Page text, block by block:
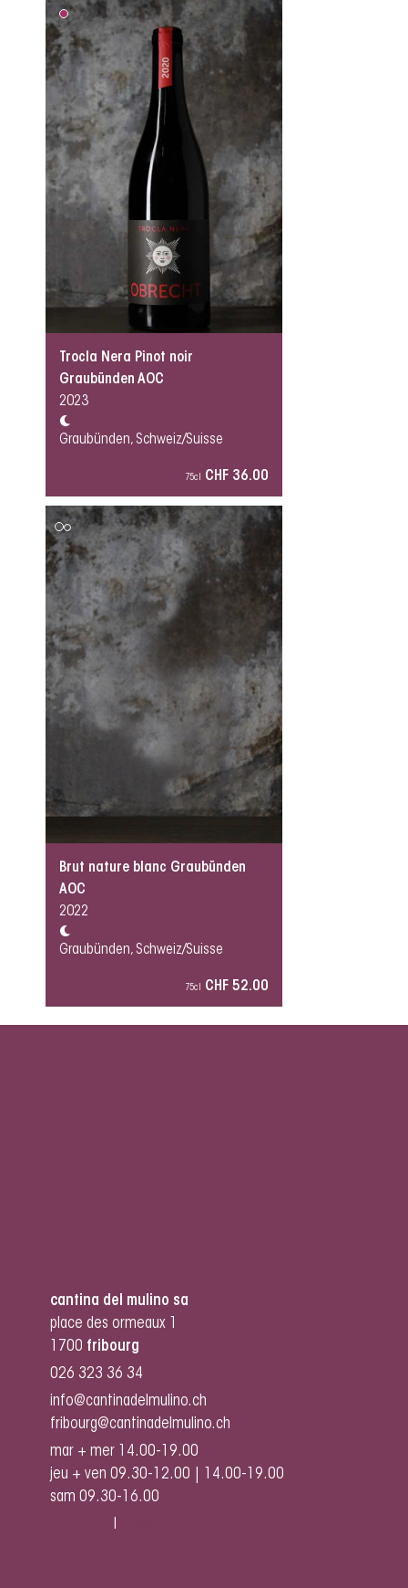
Trocla Nera Pinot noir
Graubünden AOC
2023
Graubünden, Schweiz/Suisse
75cl CHF 36.00
Brut nature blanc Graubünden
AOC
2022
Graubünden, Schweiz/Suisse
75cl CHF 52.00
cantina del mulino sa
place des ormeaux 1
1700 fribourg
026 323 36 34
info@cantinadelmulino.ch
fribourg@cantinadelmulino.ch
mar + mer 14.00-19.00
jeu + ven 09.30-12.00 | 14.00-19.00
sam 09.30-16.00